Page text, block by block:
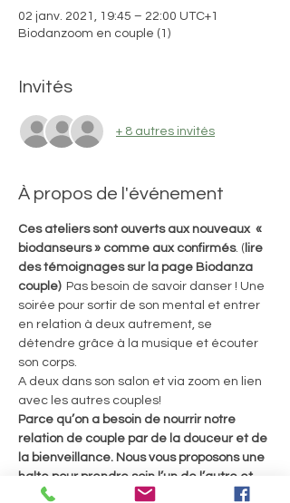
02 janv. 2021, 19:45 – 22:00 UTC+1
Biodanzoom en couple (1)
Invités
+ 8 autres invités
À propos de l'événement
Ces ateliers sont ouverts aux nouveaux  «
biodanseurs » comme aux confirmés. ( lire
des témoignages sur la page Biodanza
couple) Pas besoin de savoir danser ! Une
soirée pour sortir de son mental et entrer
en relation à deux autrement, se
détendre grâce à la musique et écouter
son corps.
A deux dans son salon et via zoom en lien
avec les autres couples!
Parce qu’on a besoin de nourrir notre
relation de couple par de la douceur et de
la bienveillance. Nous vous proposons une
halte pour prendre soin l’un de l’autre et
de votre amour. Mettre de la légèreté, de